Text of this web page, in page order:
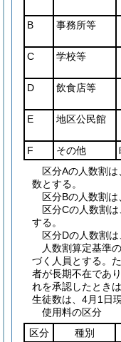
B
事務所等
C
学校等
D
飲食店等
E
地区公民館
F その他
区分Aの人数割
数とする。
区分Bの人数割は
区分Cの人数割
する。
区分Dの人数割は
人数割算定基準
づく人員とする。
者が長期不在であ
れを承認したとき
生徒数は、4月1日
使用料の区分
区分
種別